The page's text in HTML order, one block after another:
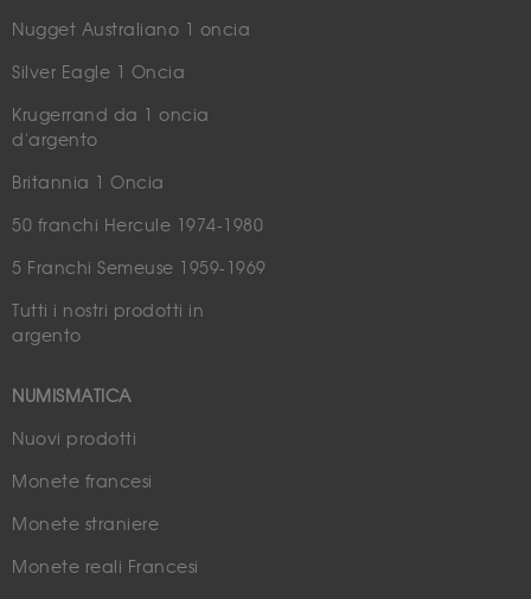
Nugget Australiano 1 oncia
Silver Eagle 1 Oncia
Krugerrand da 1 oncia
d'argento
Britannia 1 Oncia
50 franchi Hercule 1974-1980
5 Franchi Semeuse 1959-1969
Tutti i nostri prodotti in
argento
NUMISMATICA
Nuovi prodotti
Monete francesi
Monete straniere
Monete reali Francesi